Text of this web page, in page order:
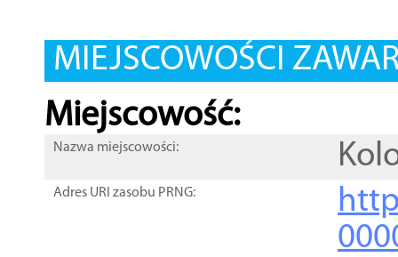
MIEJSCOWOŚCI
Miejscowość:
Nazwa miejscowości:
Adres URI zasobu PRNG: